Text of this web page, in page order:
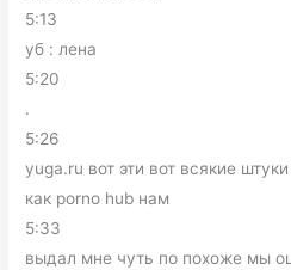
5:13
уб : лена
5:20
.
5:26
yuga.ru вот эти вот всякие
как porno hub нам
5:33
выдал мне чуть по похоже мы